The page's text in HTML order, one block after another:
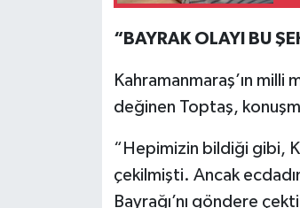
“BAYRAK OLAYI BU
Kahramanmaraş’ın
değinen Toptaş,
“Hepimizin bildiği gibi,
çekilmişti. Ancak
Bayrağı’nı göndere